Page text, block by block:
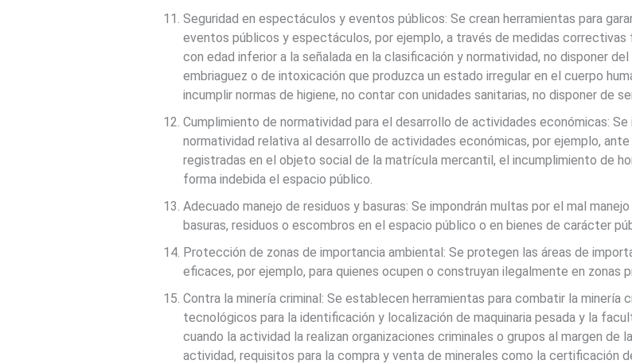
Seguridad en espectáculos y eventos públicos: Se crean herramientas para
eventos públicos y espectáculos, por ejemplo, a través de medidas
con edad inferior a la señalada en la clasificación y normatividad, no disponer
embriaguez o de intoxicación que produzca un estado irregular en el cuerpo
incumplir normas de higiene, no contar con unidades sanitarias, no disponer de
Cumplimiento de normatividad para el desarrollo de actividades económicas:
normatividad relativa al desarrollo de actividades económicas, por ejemplo,
registradas en el objeto social de la matrícula mercantil, el incumplimiento de
forma indebida el espacio público.
Adecuado manejo de residuos y basuras: Se impondrán multas por el mal
basuras, residuos o escombros en el espacio público o en bienes de carácter
Protección de zonas de importancia ambiental: Se protegen las áreas de
eficaces, por ejemplo, para quienes ocupen o construyan ilegalmente en zonas
Contra la minería criminal: Se establecen herramientas para combatir la minería
tecnológicos para la identificación y localización de maquinaria pesada y la
cuando la actividad la realizan organizaciones criminales o grupos al margen de
actividad, requisitos para la compra y venta de minerales como la certificación